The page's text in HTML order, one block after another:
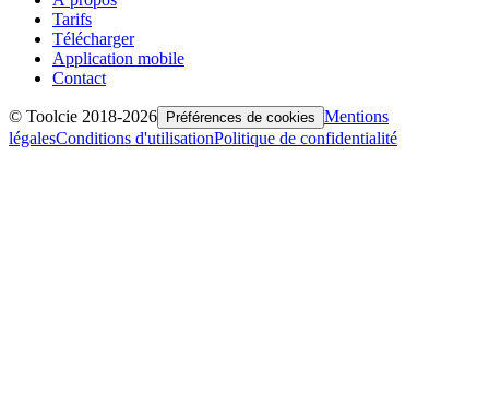
Tarifs
Télécharger
Application mobile
Contact
© Toolcie 2018-2026 Préférences de cookies Mentions
légalesConditions d'utilisationPolitique de confidentialité